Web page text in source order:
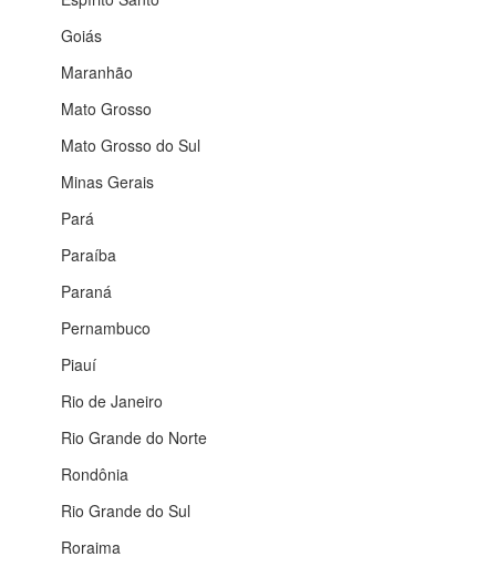
Goiás
Maranhão
Mato Grosso
Mato Grosso do Sul
Minas Gerais
Pará
Paraíba
Paraná
Pernambuco
Piauí
Rio de Janeiro
Rio Grande do Norte
Rondônia
Rio Grande do Sul
Roraima